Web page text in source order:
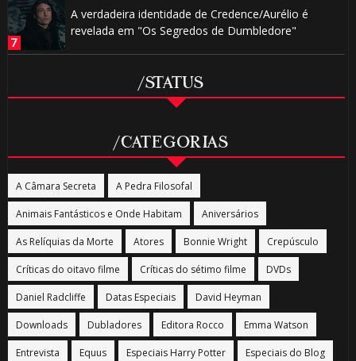
A verdadeira identidade de Credence/Aurélio é
revelada em "Os Segredos de Dumbledore"
/STATUS
/CATEGORIAS
A Câmara Secreta A Pedra Filosofal
Animais Fantásticos e Onde Habitam Aniversários
As Relíquias da Morte Atores Bonnie Wright Crepúsculo
Críticas do oitavo filme Críticas do sétimo filme DVDs
Daniel Radcliffe Datas Especiais David Heyman
Downloads Dubladores Editora Rocco Emma Watson
Entrevista Equus Especiais Harry Potter Especiais do Blog